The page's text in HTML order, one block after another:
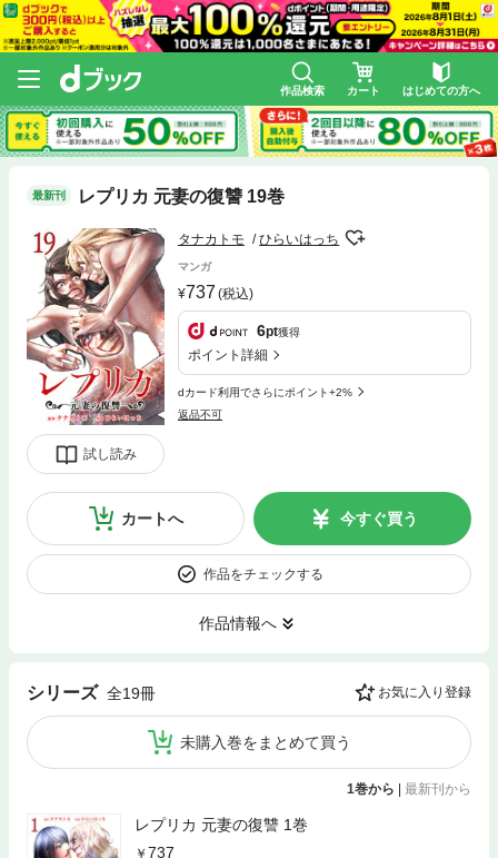
作品検索 カート はじめての方へ
最新刊 レプリカ 元妻の復讐 19巻
試し読み
タナカトモ ひらいはっち
マンガ
737 (税込)
6pt獲得
ポイント詳細
dカード利用でさらにポイント+2%
返品不可
カートへ 今すぐ買う
作品をチェックする
作品情報へ
シリーズ 全19冊 お気に入り登録
未購入巻をまとめて買う
1巻から | 最新刊から
レプリカ 元妻の復讐 1巻
737